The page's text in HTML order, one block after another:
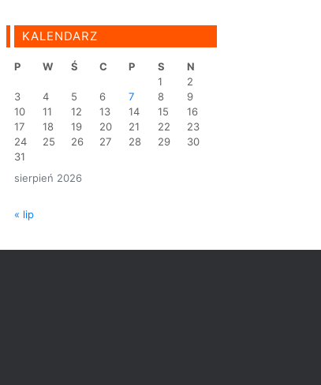
KALENDARZ
sierpień 2026
P W Ś C P S
N
1
2
3
4 5 6 7 8
9
10
11 12 13 14 15
16
17
18 19 20 21 22
23
24
25 26 27 28 29
30
31
« lip